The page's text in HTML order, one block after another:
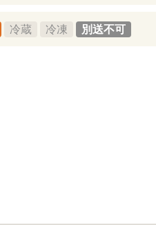
冷蔵 冷凍 別送不可